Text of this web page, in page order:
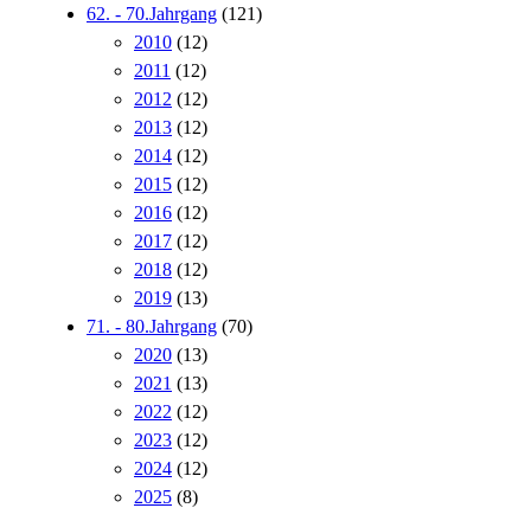
62. - 70.Jahrgang (121)
2010 (12)
2011 (12)
2012 (12)
2013 (12)
2014 (12)
2015 (12)
2016 (12)
2017 (12)
2018 (12)
2019 (13)
71. - 80.Jahrgang (70)
2020 (13)
2021 (13)
2022 (12)
2023 (12)
2024 (12)
2025 (8)